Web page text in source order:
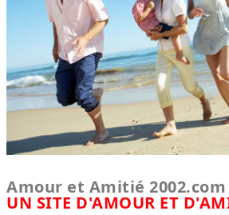
Amour et Amitié 2002.com
UN SITE D'AMOUR ET